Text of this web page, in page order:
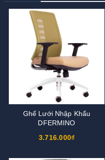
Ghế Lưới Nhập Khẩu
DFERMINO
3.716.000₫